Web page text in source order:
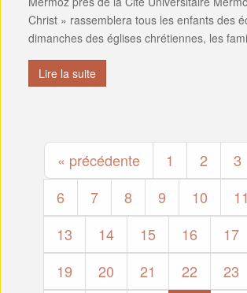
Christ » rassemblera tous les enfants des
dimanches des églises chrétiennes, les
Lire la suite
« précédente 1 2 3
6
7 8 9 10 11
13
14 15 16 17
19
20 21 22 23